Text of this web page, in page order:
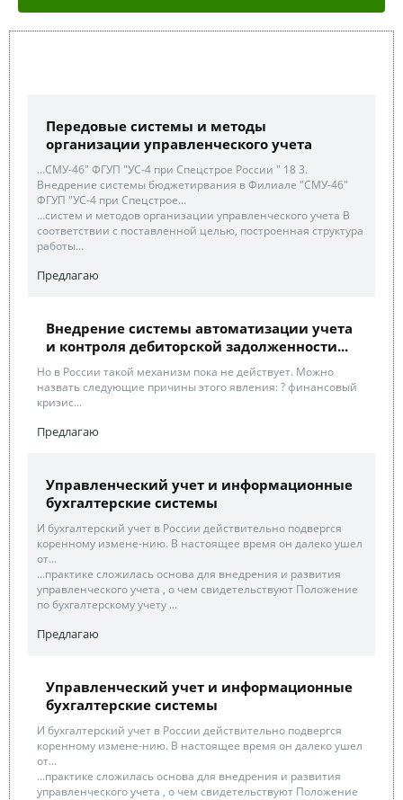
Передовые системы и методы
организации управленческого учета
...СМУ-46" ФГУП "УС-4 при Спецстрое России " 18 3.
Внедрение системы бюджетирвания в Филиале "СМУ-46"
ФГУП "УС-4 при Спецстрое...
...систем и методов организации управленческого учета В
соответствии с поставленной целью, построенная структура
работы...
Предлагаю
Внедрение системы автоматизации учета
и контроля дебиторской задолженности...
Но в России такой механизм пока не действует. Можно
назвать следующие причины этого явления: ? финансовый
кризис...
Предлагаю
Управленческий учет и информационные
бухгалтерские системы
И бухгалтерский учет в России действительно подвергся
коренному измене-нию. В настоящее время он далеко ушел
от...
...практике сложилась основа для внедрения и развития
управленческого учета , о чем свидетельствуют Положение
по бухгалтерскому учету ...
Предлагаю
Управленческий учет и информационные
бухгалтерские системы
И бухгалтерский учет в России действительно подвергся
коренному измене-нию. В настоящее время он далеко ушел
от...
...практике сложилась основа для внедрения и развития
управленческого учета , о чем свидетельствуют Положение